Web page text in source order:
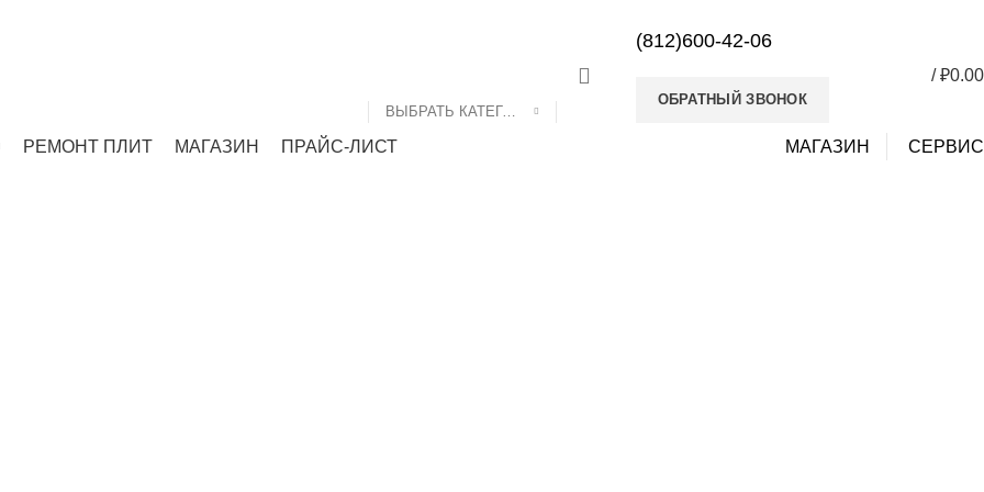
ВЫБРАТЬ КАТЕГОРИЮ
(812)600-42-06
ОБРАТНЫЙ ЗВОНОК
/ ₽0.00
РЕМОНТ ПЛИТ МАГАЗИН ПРАЙС-ЛИСТ МАГАЗИН СЕРВИС